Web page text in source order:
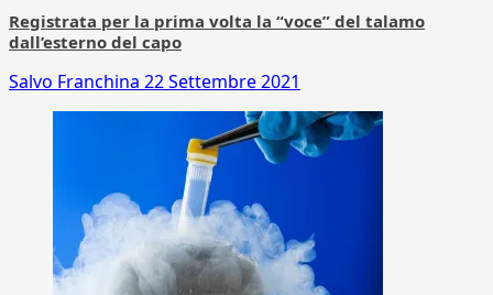
Registrata per la prima volta la “voce” del talamo
dall’esterno del capo
Salvo Franchina 22 Settembre 2021